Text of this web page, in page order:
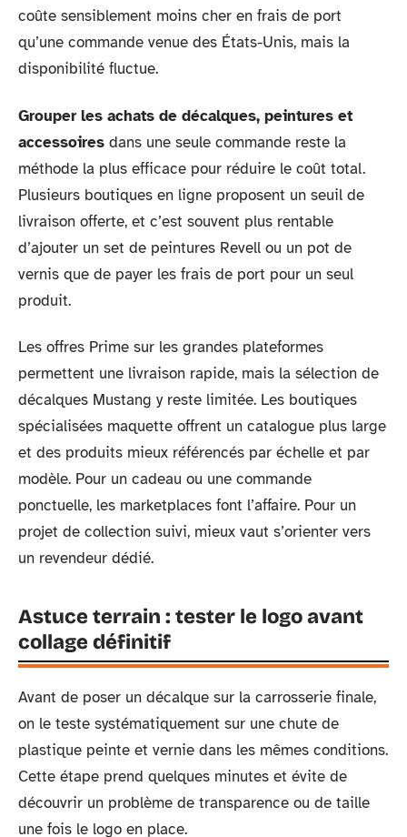
coûte sensiblement moins cher en frais de port
qu’une commande venue des États-Unis, mais la
disponibilité fluctue.
Grouper les achats de décalques, peintures et
accessoires dans une seule commande reste la
méthode la plus efficace pour réduire le coût total.
Plusieurs boutiques en ligne proposent un seuil de
livraison offerte, et c’est souvent plus rentable
d’ajouter un set de peintures Revell ou un pot de
vernis que de payer les frais de port pour un seul
produit.
Les offres Prime sur les grandes plateformes
permettent une livraison rapide, mais la sélection de
décalques Mustang y reste limitée. Les boutiques
spécialisées maquette offrent un catalogue plus large
et des produits mieux référencés par échelle et par
modèle. Pour un cadeau ou une commande
ponctuelle, les marketplaces font l’affaire. Pour un
projet de collection suivi, mieux vaut s’orienter vers
un revendeur dédié.
Astuce terrain : tester le logo avant
collage définitif
Avant de poser un décalque sur la carrosserie finale,
on le teste systématiquement sur une chute de
plastique peinte et vernie dans les mêmes conditions.
Cette étape prend quelques minutes et évite de
découvrir un problème de transparence ou de taille
une fois le logo en place.